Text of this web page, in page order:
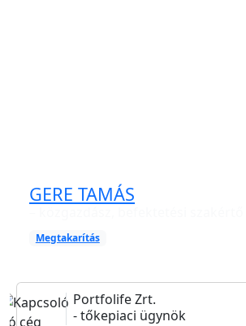
GERE TAMÁS
Megtakarítás
Portfolife Zrt.
- tőkepiaci ügynök